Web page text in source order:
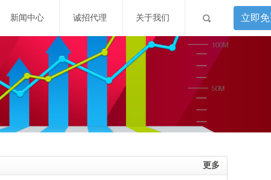
新闻中心 诚招代理 关于我们 立即
更多